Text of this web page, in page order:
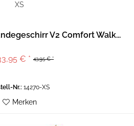
XS
V2 Comfort Walk...
43,95 € *
€ *
Nr.: 14270-XS
Merken